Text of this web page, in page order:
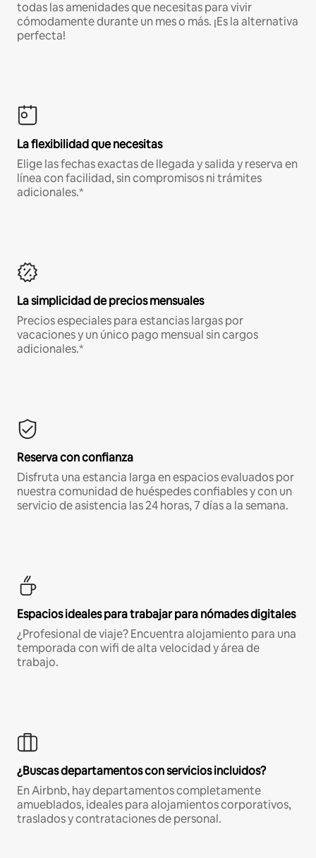
todas las amenidades que necesitas para vivir
cómodamente durante un mes o más. ¡Es la alternativa
perfecta!
La flexibilidad que necesitas
Elige las fechas exactas de llegada y salida y reserva en
línea con facilidad, sin compromisos ni trámites
adicionales.*
La simplicidad de precios mensuales
Precios especiales para estancias largas por
vacaciones y un único pago mensual sin cargos
adicionales.*
Reserva con confianza
Disfruta una estancia larga en espacios evaluados por
nuestra comunidad de huéspedes confiables y con un
servicio de asistencia las 24 horas, 7 días a la semana.
Espacios ideales para trabajar para nómades digitales
¿Profesional de viaje? Encuentra alojamiento para una
temporada con wifi de alta velocidad y área de
trabajo.
¿Buscas departamentos con servicios incluidos?
En Airbnb, hay departamentos completamente
amueblados, ideales para alojamientos corporativos,
traslados y contrataciones de personal.